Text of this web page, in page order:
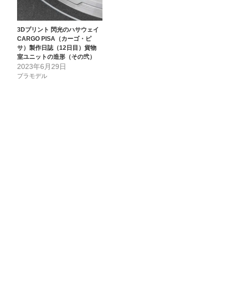
3Dプリント 閃光のハサウェイ
CARGO PISA（カーゴ・ピ
サ）製作日誌（12日目）貨物
室ユニットの造形（その弐）
2023年6月29日
プラモデル